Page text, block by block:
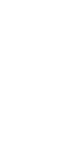
。 讓您購物簡單
AFTEE先享後付」